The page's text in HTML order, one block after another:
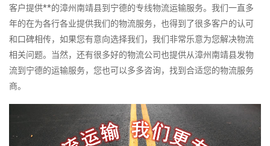
客户提供**的漳州南靖县到宁德的专线物流运输服务。我们一直多
年的在为各行各业提供我们的物流服务，也得到了很多客户的认可
和口碑相传，如果您有意向选择我们，我们非常乐意为您解决物流
相关问题。当然，还有很多好的物流公司也提供从漳州南靖县发物
流到宁德的运输服务，您也可以多多咨询，找到合适您的物流服务
商。